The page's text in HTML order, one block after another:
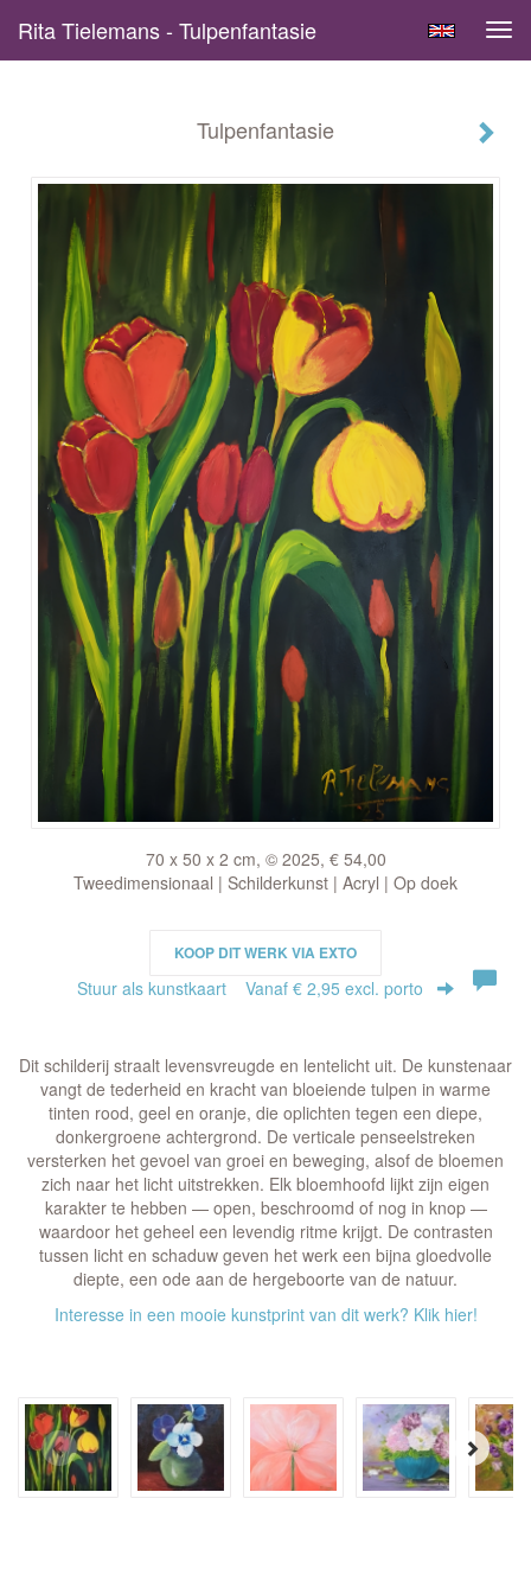
Rita Tielemans - Tulpenfantasie
Tulpenfantasie
70 x 50 x 2 cm, © 2025, € 54,00
Tweedimensionaal | Schilderkunst | Acryl | Op doek
KOOP DIT WERK VIA EXTO
Stuur als kunstkaart Vanaf € 2,95 excl. porto
Dit schilderij straalt levensvreugde en lentelicht uit. De kunstenaar
vangt de tederheid en kracht van bloeiende tulpen in warme
tinten rood, geel en oranje, die oplichten tegen een diepe,
donkergroene achtergrond. De verticale penseelstreken
versterken het gevoel van groei en beweging, alsof de bloemen
zich naar het licht uitstrekken. Elk bloemhoofd lijkt zijn eigen
karakter te hebben — open, beschroomd of nog in knop —
waardoor het geheel een levendig ritme krijgt. De contrasten
tussen licht en schaduw geven het werk een bijna gloedvolle
diepte, een ode aan de hergeboorte van de natuur.
Interesse in een mooie kunstprint van dit werk? Klik hier!